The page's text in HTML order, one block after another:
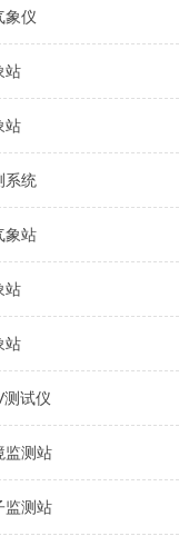
象仪
站
站
系统
象站
站
站
测试仪
监测站
监测站